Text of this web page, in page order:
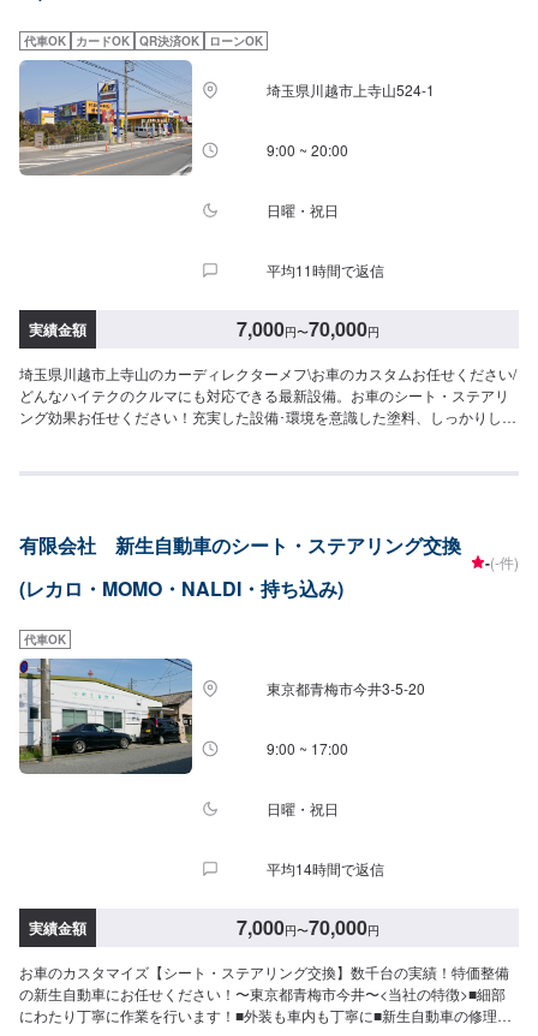
代車OK カードOK QR決済OK ローンOK
埼玉県川越市上寺山524-1
9:00 ~ 20:00
日曜・祝日
平均11時間で返信
実績金額 7,000円〜70,000円
埼玉県川越市上寺山のカーディレクターメフ\お車のカスタムお任せください/
どんなハイテクのクルマにも対応できる最新設備。お車のシート・ステアリ
ング効果お任せください！充実した設備･環境を意識した塗料、しっかりした
持ち込み・ご購入希望の旨をオファー備考欄にご記載ください。【代車につ
有限会社 新生自動車のシート・ステアリング交換
(レカロ・MOMO・NALDI・持ち込み)
-(-件)
代車OK
東京都青梅市今井3-5-20
9:00 ~ 17:00
日曜・祝日
平均14時間で返信
実績金額 7,000円〜70,000円
お車のカスタマイズ【シート・ステアリング交換】数千台の実績！特価整備
の新生自動車にお任せください！〜東京都青梅市今井〜<当社の特徴>■細部
にわたり丁寧に作業を行います！■外装も車内も丁寧に■新生自動車の修理理